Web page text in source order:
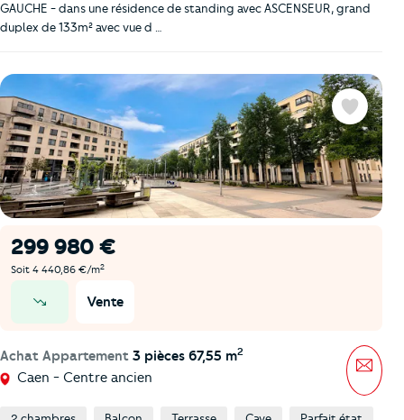
GAUCHE - dans une résidence de standing avec ASCENSEUR, grand
duplex de 133m² avec vue d …
299 980 €
Soit 4 440,86 €/m2
Vente
Achat Appartement 3 pièces 67,55 m2
Caen - Centre ancien
Favoris